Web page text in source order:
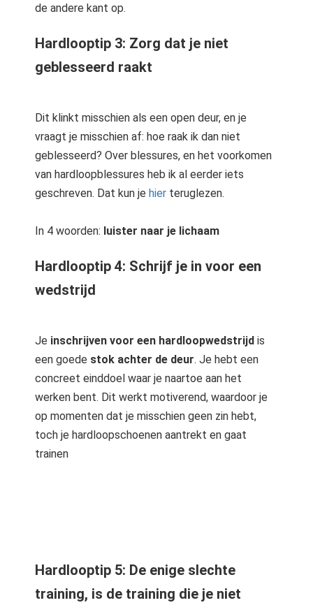
de andere kant op.
Hardlooptip 3: Zorg dat je niet
geblesseerd raakt
Dit klinkt misschien als een open deur, en je
vraagt je misschien af: hoe raak ik dan niet
geblesseerd? Over blessures, en het voorkomen
van hardloopblessures heb ik al eerder iets
geschreven. Dat kun je hier teruglezen.
In 4 woorden: luister naar je lichaam
Hardlooptip 4: Schrijf je in voor een
wedstrijd
Je inschrijven voor een hardloopwedstrijd is
een goede stok achter de deur. Je hebt een
concreet einddoel waar je naartoe aan het
werken bent. Dit werkt motiverend, waardoor je
op momenten dat je misschien geen zin hebt,
toch je hardloopschoenen aantrekt en gaat
trainen
Hardlooptip 5: De enige slechte
training, is de training die je niet